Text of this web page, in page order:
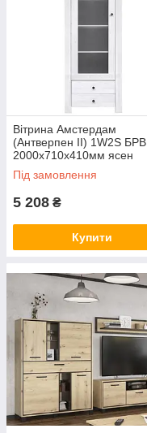
Вітрина Амстердам
(Антверпен II) 1W2S БРВ
2000x710x410мм ясен
сніговий + дуб морений
Під замовлення
5 208 ₴
Купити